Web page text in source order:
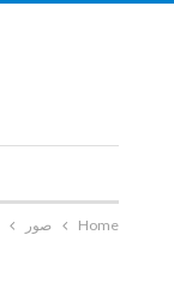
Home صور